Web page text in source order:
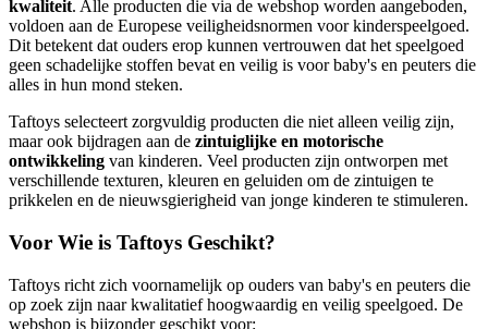
kwaliteit. Alle producten die via de webshop worden aangeboden,
voldoen aan de Europese veiligheidsnormen voor kinderspeelgoed.
Dit betekent dat ouders erop kunnen vertrouwen dat het speelgoed
geen schadelijke stoffen bevat en veilig is voor baby's en peuters die
alles in hun mond steken.
Taftoys selecteert zorgvuldig producten die niet alleen veilig zijn,
maar ook bijdragen aan de zintuiglijke en motorische
ontwikkeling van kinderen. Veel producten zijn ontworpen met
verschillende texturen, kleuren en geluiden om de zintuigen te
prikkelen en de nieuwsgierigheid van jonge kinderen te stimuleren.
Voor Wie is Taftoys Geschikt?
Taftoys richt zich voornamelijk op ouders van baby's en peuters die
op zoek zijn naar kwalitatief hoogwaardig en veilig speelgoed. De
webshop is bijzonder geschikt voor: